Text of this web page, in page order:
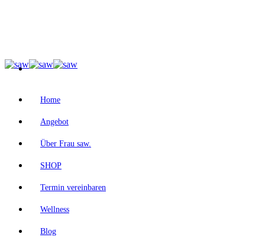
Home
Angebot
Über Frau saw.
SHOP
Termin vereinbaren
Wellness
Blog